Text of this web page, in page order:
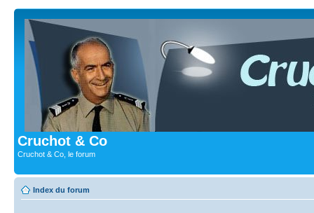
Cruchot & Co
Cruchot & Co, le forum
Index du forum